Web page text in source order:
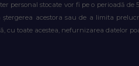
personal stocate vor fi pe o perioadă
acestora sau de a limita
toate acestea, nefurnizarea datelor